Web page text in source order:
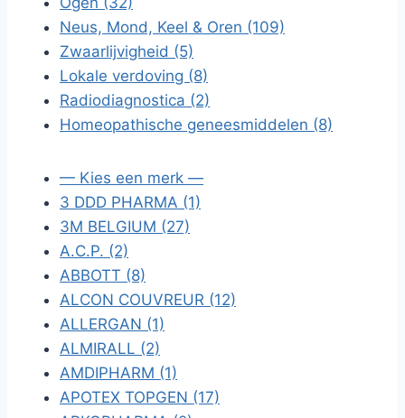
Neus, Mond, Keel & Oren (109)
Zwaarlijvigheid (5)
Lokale verdoving (8)
Radiodiagnostica (2)
Homeopathische geneesmiddelen (8)
— Kies een merk —
3 DDD PHARMA (1)
3M BELGIUM (27)
A.C.P. (2)
ABBOTT (8)
ALCON COUVREUR (12)
ALLERGAN (1)
ALMIRALL (2)
AMDIPHARM (1)
APOTEX TOPGEN (17)